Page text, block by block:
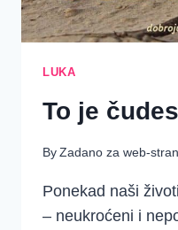
LUKA
To je
ByZadano za web-
Ponekad naši
– neukroćeni i